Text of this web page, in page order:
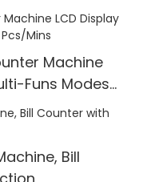
Machine
Funs Modes
Bill